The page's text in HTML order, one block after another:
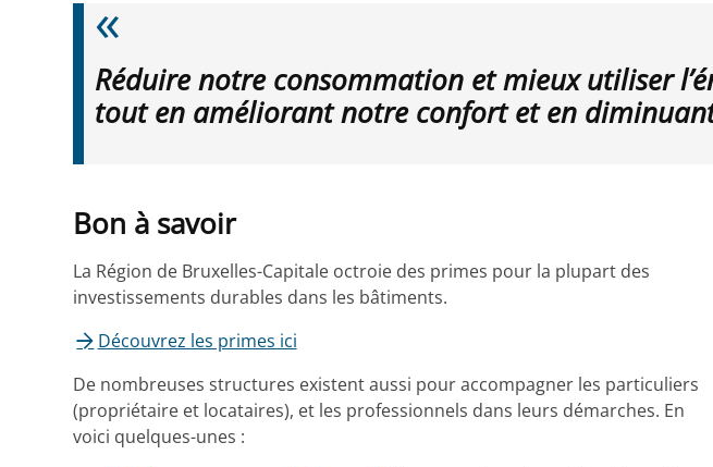
Réduire notre consommation et mieux utiliser
tout en améliorant notre confort et en
Bon à savoir
La Région de Bruxelles-Capitale octroie des primes pour la plupart des
investissements durables dans les bâtiments.
Découvrez les primes ici
De nombreuses structures existent aussi pour accompagner les particuliers
(propriétaire et locataires), et les professionnels dans leurs démarches. En
voici quelques-unes :